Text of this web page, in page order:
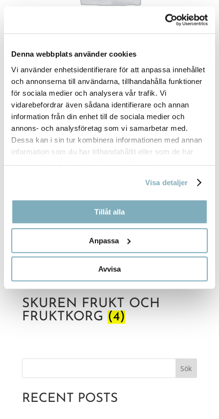
Denna webbplats använder cookies
Vi använder enhetsidentifierare för att anpassa innehållet
och annonserna till användarna, tillhandahålla funktioner
för sociala medier och analysera vår trafik. Vi
vidarebefordrar även sådana identifierare och annan
information från din enhet till de sociala medier och
annons- och analysföretag som vi samarbetar med.
Dessa kan i sin tur kombinera informationen med annan
information som du har tillhandahållit eller som de har
samlat in när du har använt deras tjänster.
Visa detaljer
Tillåt alla
Anpassa
Avvisa
GODIS(2)
SKUREN FRUKT OCH
FRUKTKORG (4)
Sök
RECENT POSTS